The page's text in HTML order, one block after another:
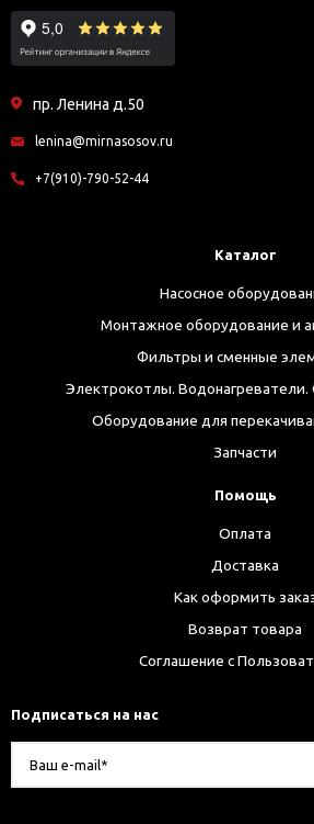
пр. Ленина д.50
lenina@mirnasosov.ru
+7(910)-790-52-44
Каталог
Насосное
Монтажное оборудование и
Фильтры и сменные
Электрокотлы. Водонагреватели.
Оборудование для
Запчасти
Помощь
Оплата
Доставка
Как оформить
Возврат товара
Соглашение с
Подписаться на нас